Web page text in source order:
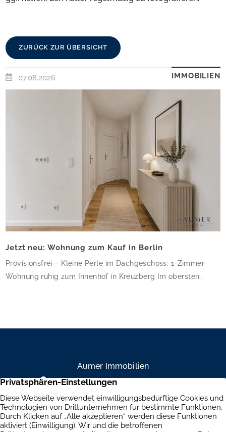
ZURÜCK ZUR ÜBERSICHT
07.08.2026 IMMOBILIEN
Jetzt neu: Wohnung zum Kauf in Berlin
Provisionsfrei – Kleine Perle im Dachgeschoss: 1-Zimmer-
Wohnung ruhig zum Innenhof in Kreuzberg Im obersten
Wohnung besticht durch hochwertiges Eichenparkett, helle
Aumer Immobilien
Mühlendamm 84a, 22087 Hamburg
+49 40 234 916 79
Brandenburgische Straße 39, 10707 Berlin
+49 30 303 661 334